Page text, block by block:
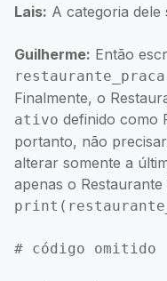
Lais: A categoria
Guilherme: Então
Finalmente, o
ativo definido como
portanto, não
alterar somente a
apenas o
# código omitido